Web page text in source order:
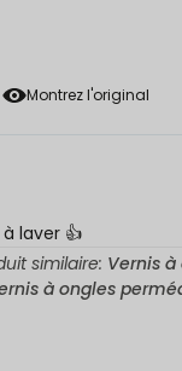
Montrez l'original
laver 👍️
similaire: Vernis
à ongles